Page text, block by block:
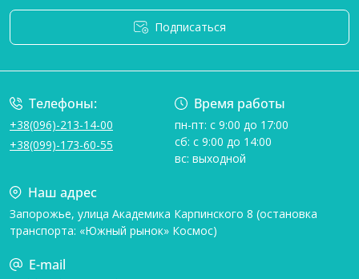
Подписаться
Телефоны:
+38(096)-213-14-00
+38(099)-173-60-55
Время работы
пн-пт: с 9:00 до 17:00
сб: с 9:00 до 14:00
вс: выходной
Наш адрес
Запорожье, улица Академика Карпинского 8 (остановка
транспорта: «Южный рынок» Космос)
E-mail